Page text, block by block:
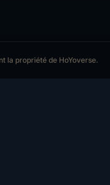
la propriété de HoYoverse.